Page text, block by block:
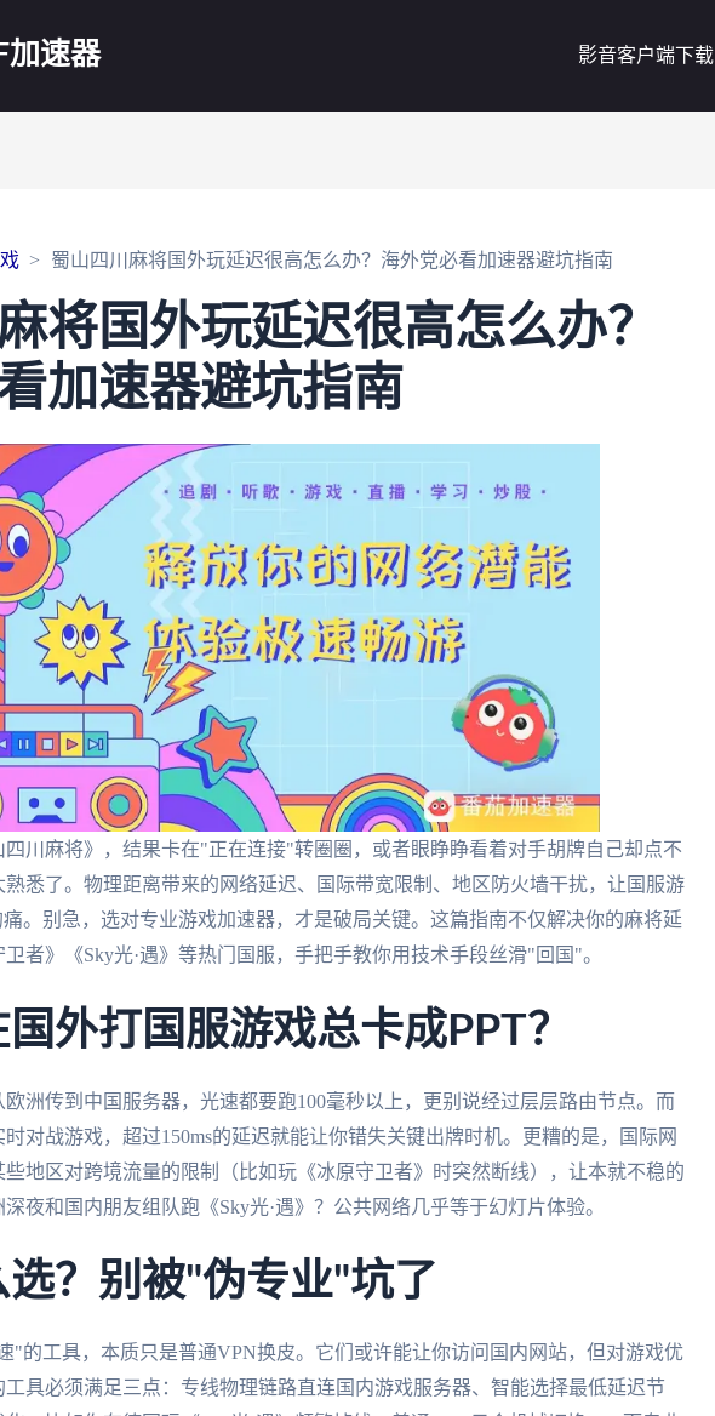
加速器 影音客户端下载
蜀山四川麻将国外玩延迟很高怎么办？海外党必看加速器避坑指南
将国外玩延迟很高怎么办？
加速器避坑指南
川麻将》，结果卡在"正在连接"转圈圈，或者眼睁睁看着对手胡牌自己却点不
悉了。物理距离带来的网络延迟、国际带宽限制、地区防火墙干扰，让国服游
。别急，选对专业游戏加速器，才是破局关键。这篇指南不仅解决你的麻将延
者》《Sky光·遇》等热门国服，手把手教你用技术手段丝滑"回国"。
外打国服游戏总卡成PPT？
洲传到中国服务器，光速都要跑100毫秒以上，更别说经过层层路由节点。而
时对战游戏，超过150ms的延迟就能让你错失关键出牌时机。更糟的是，国际网
地区对跨境流量的限制（比如玩《冰原守卫者》时突然断线），让本就不稳的
夜和国内朋友组队跑《Sky光·遇》？公共网络几乎等于幻灯片体验。
？别被"伪专业"坑了
"的工具，本质只是普通VPN换皮。它们或许能让你访问国内网站，但对游戏优
具必须满足三点：专线物理链路直连国内游戏服务器、智能选择最低延迟节